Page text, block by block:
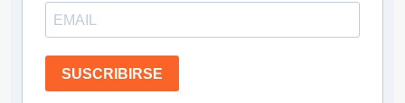
SUSCRIBIRSE